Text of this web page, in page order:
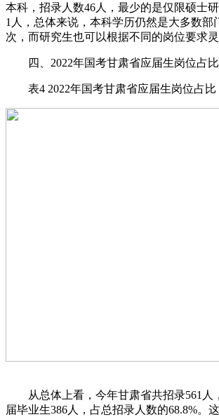
本科，招录人数46人，最少的是仅限硕士
1人，总体来说，本科学历仍然是大多数部
次，而研究生也可以根据不同的岗位要求灵
四、2022年国考甘肃省应届生岗位占比
表4 2022年国考甘肃省应届生岗位占比
从总体上看，今年甘肃省共招录561人
届毕业生386人，占总招录人数的68.8%。